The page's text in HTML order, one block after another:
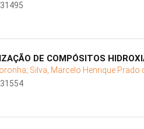
DE COMPÓSITOS
Silva, Marcelo Henrique Prado